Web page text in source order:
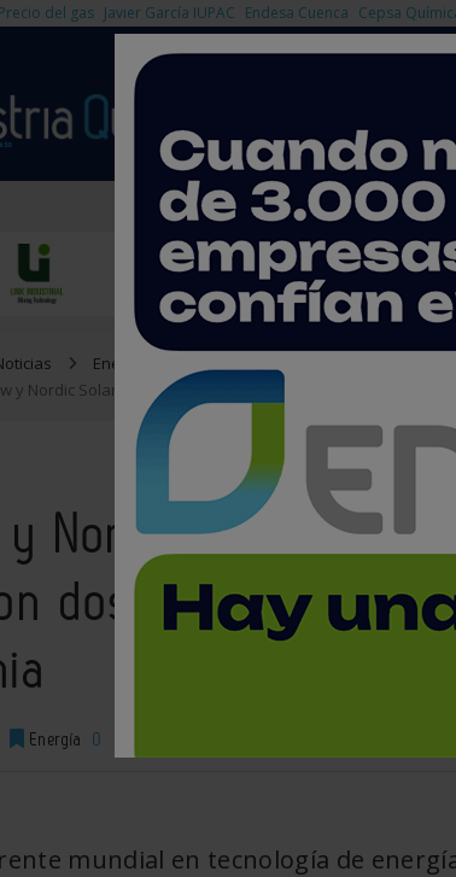
Precio del gas Javier García IUPAC Endesa Cuenca Cepsa
Energía
y Nordic Solar firman un acuerdo marco con dos nuevos
y Nordic Solar
dos nuevos
Energía 0
mundial en tecnología de